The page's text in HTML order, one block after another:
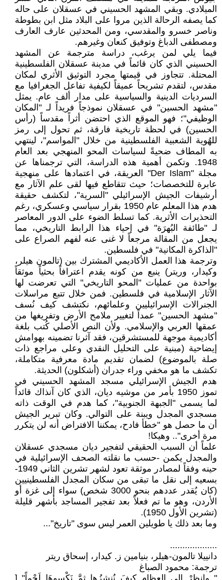
الميلادي. وبقي المشهد الحسيني في عسقلان على حاله
كما يصفه الرحالة الذين مروا على البلاد مثل ابن بطوطة
وناصر خسرو والمقدسي، ومن المحدثين عارف العارف
ومصطفى الدباغ وتوفيق كنعان وغيرهم.
فيما يلي لمن يرغب، دراسة مترجمة عن المشهد
الحسيني الذي كان قائماً في مدينة عسقلان الفلسطينية
المحتلة. تتجاوز في قيمتها مجرد التوثيق الأثري لمكان
مقدس، لتقدم تشريحاً عميقاً لكيفية تفاعل الجغرافيا مع
السرديات الدينية والسياسية على مدار ألف عام. يمثل
"مشهد الحسين" في عسقلان نموذجاً فريداً لـ "المكان
الوظيفي"؛ فهو الموقع الذي احتضن أثراً مقدساً (رأس
الحسين) في لحظة تاريخية فارقة، ثم تحول إلى رمز
للهُوية الشعبية الفلسطينية من خلال "المواسم"، لينتهي
به المطاف ضحيةً لسياسات المحو المنهجي بعد العام
1948. وتكمن أهمية هذه الدراسة، التي ترجمناها عن
مجلة "Der Islam" العريقة، في اعتمادها على منهجية
عابرة للتخصصات؛ حيث تتقاطع فيها لقى علم الآثار مع
أرشيفات الجيش الإسرائيلي "السرية"، لتكشف حقيقة
هدم هذا المعلم عام 1950 بقرار سياسي وعسكري، رغم
التحذيرات الأثرية. كما تسلط الضوء على الدور المعاصر
لـ "طائفة البُهرَة" في إحياء هذا الرابط التاريخي، مما
يجعل من المقالة مرجعاً لا غنى عنه لفهم الصراع على
"الذاكرة المكانية" في فلسطين.
وترجمة هذا العمل الأكاديمي المشترك بين (تالمون هيلر،
وكيدار، وريتر) ينبع من كونه يقدم اعترافاً بحثياً موثقاً
بواحدة من عمليات "المحو التاريخي" التي تعرضت لها
الآثار الإسلامية في فلسطين. فمن خلال تتبع مراسلات
الجنرالات الإسرائيليين وعلمائهم، نكتشف كيف نُسف
"مشهد الحسين" عمداً لتغيير ملامح الأرض وتفريغها من
عمقها العربي والإسلامي. ولأن النص الأصلي كُتب بلغة
أكاديمية موجهة للمستشرقين، فقد آثرنا تضمينه بهوامش
إيضاحية (مبنية على التحليل النقدي وعلى مراجع ذات
صلة بالموضوع) لضمان تقديم مادة معرفية متكاملة،
تكشف ما هو مخفي وراء جدران (أشكلون) الحديثة.
هدم الجيش الإسرائيلي مسجد المشهد الحسيني في
تموز 1950 بأمر من موشيه ديان، الذي كان آنذاك قائداً
لما يسمى "الجبهة الجنوبية"، كما هدم في الوقت ذاته
مسجدي المجدل ويبنة على التوالي. وكان تبرير الجيش
أن ما حصل هو "خطأ فادح، يمكننا الافتراض أنه لن يتكرر
مرة أخرى".. وهيكا!
علماً أن السبب الحقيقي لتفجير ديان مسجدي عسقلان
والمجدل يكمن -حسب ما نقلته الصحف الإسرائيلية في
حينه وفقاً لمصادر موثقة تعود لشهر تشرين الثاني 1949-
بسعيه إلى نقل ما تبقى من سكان المجدل الفلسطينيين
(كان يُقدر عددهم بنحو 3000 شخص) سواء إلى غزة أو
الأردن، وهو ما تم فعلاً بعد تفجير المساجد بأشهر قليلة
(تشرين الأول 1950).
وما بعد ذلك يا طويلين العمر ليس سوى "تاريخ"...
...................
دانييلا تالمون-هيلر، بنيامين ز. كيدار، إسحاق ريتر
ترجمة: محمود الصباغ